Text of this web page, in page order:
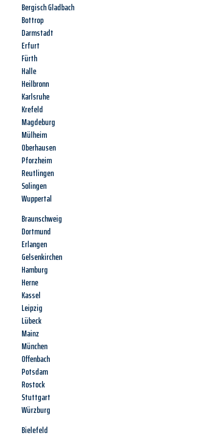
Bergisch Gladbach
Bottrop
Darmstadt
Erfurt
Fürth
Halle
Heilbronn
Karlsruhe
Krefeld
Magdeburg
Mülheim
Oberhausen
Pforzheim
Reutlingen
Solingen
Wuppertal
Braunschweig
Dortmund
Erlangen
Gelsenkirchen
Hamburg
Herne
Kassel
Leipzig
Lübeck
Mainz
München
Offenbach
Potsdam
Rostock
Stuttgart
Würzburg
Bielefeld